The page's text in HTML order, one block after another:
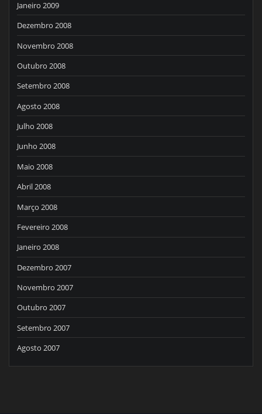
Janeiro 2009
Dezembro 2008
Novembro 2008
Outubro 2008
Setembro 2008
Agosto 2008
Julho 2008
Junho 2008
Maio 2008
Abril 2008
Março 2008
Fevereiro 2008
Janeiro 2008
Dezembro 2007
Novembro 2007
Outubro 2007
Setembro 2007
Agosto 2007